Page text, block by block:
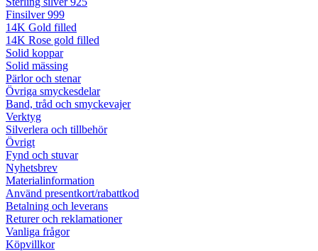
Finsilver 999
14K Gold filled
14K Rose gold filled
Solid koppar
Solid mässing
Pärlor och stenar
Övriga smyckesdelar
Band, tråd och smyckevajer
Verktyg
Silverlera och tillbehör
Övrigt
Fynd och stuvar
Nyhetsbrev
Materialinformation
Använd presentkort/rabattkod
Betalning och leverans
Returer och reklamationer
Vanliga frågor
Köpvillkor